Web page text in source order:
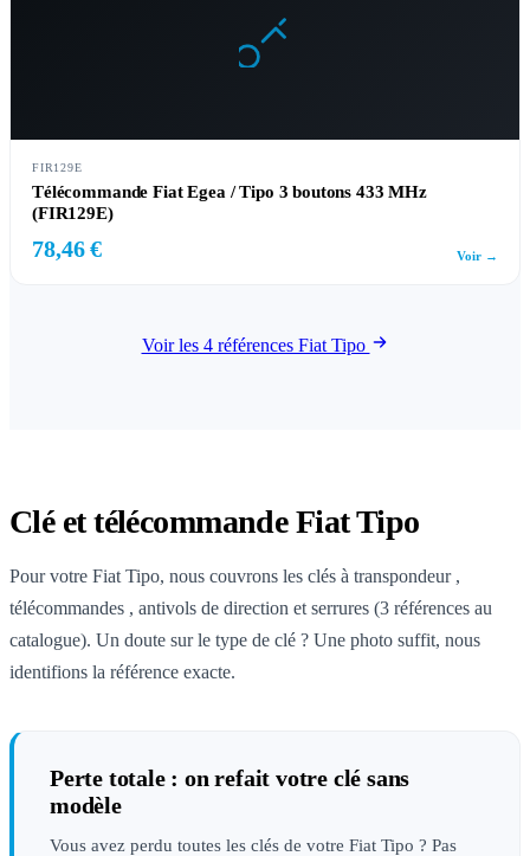
FIR129E
Télécommande Fiat Egea / Tipo 3 boutons 433 MHz
(FIR129E)
78,46 € Voir →
Voir les 4 références Fiat Tipo
Clé et télécommande Fiat Tipo
Pour votre Fiat Tipo, nous couvrons les clés à transpondeur ,
télécommandes , antivols de direction et serrures (3 références au
catalogue). Un doute sur le type de clé ? Une photo suffit, nous
identifions la référence exacte.
Perte totale : on refait votre clé sans
modèle
Vous avez perdu toutes les clés de votre Fiat Tipo ? Pas